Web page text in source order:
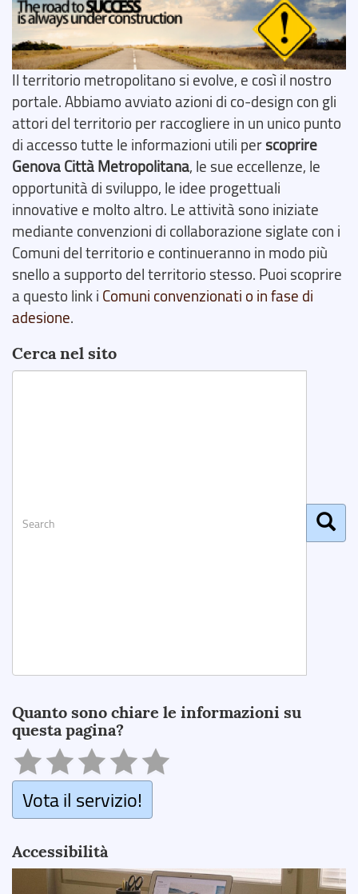
Il territorio metropolitano si evolve, e così il nostro
portale. Abbiamo avviato azioni di co-design con gli
attori del territorio per raccogliere in un unico punto
di accesso tutte le informazioni utili perscoprire
Genova Città Metropolitana, le sue eccellenze, le
opportunità di sviluppo, le idee progettuali
innovative e molto altro. Le attività sono iniziate
mediante convenzioni di collaborazione siglate con i
Comuni del territorio e continueranno in modo più
snello a supporto del territorio stesso. Puoi scoprire
a questo link i Comuni convenzionati o in fase di
adesione.
Cerca nel sito
Quanto sono chiare le informazioni su
questa pagina?
Vota il servizio!
Accessibilità